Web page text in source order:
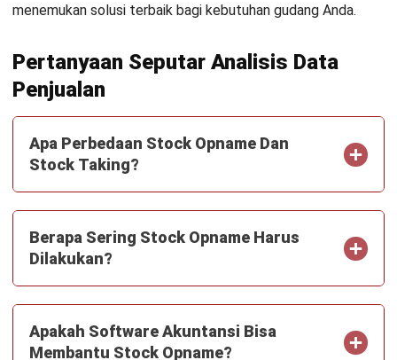
Kontak Sekarang!
Contoh Format Stock Opname Excel
serta Templatenya